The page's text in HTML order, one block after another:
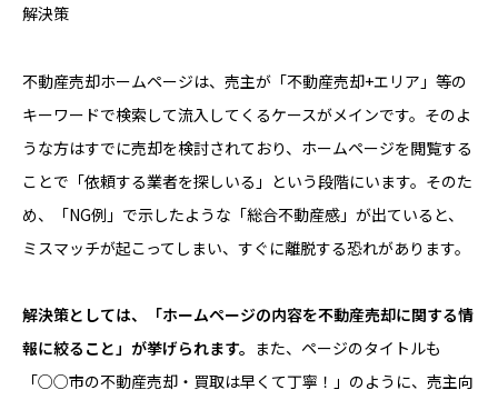
解決策
不動産売却ホームページは、売主が「不動産売却+エリア」等の
キーワードで検索して流入してくるケースがメインです。そのよ
うな方はすでに売却を検討されており、ホームページを閲覧する
ことで「依頼する業者を探しいる」という段階にいます。そのた
め、「NG例」で示したような「総合不動産感」が出ていると、
ミスマッチが起こってしまい、すぐに離脱する恐れがあります。
解決策としては、「ホームページの内容を不動産売却に関する情
報に絞ること」が挙げられます。 また、ページのタイトルも
「○○市の不動産売却・買取は早くて丁寧！」のように、売主向